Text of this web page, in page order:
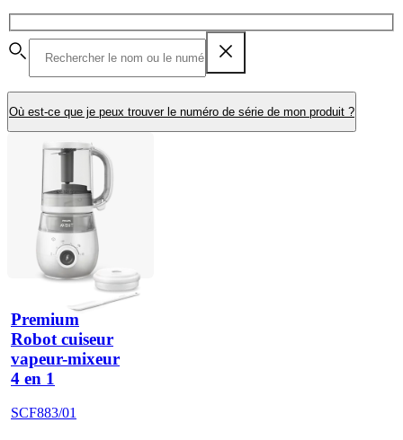
Où est-ce que je peux trouver le numéro de série de mon produit ?
Premium
Robot cuiseur
vapeur-mixeur
4 en 1
SCF883/01